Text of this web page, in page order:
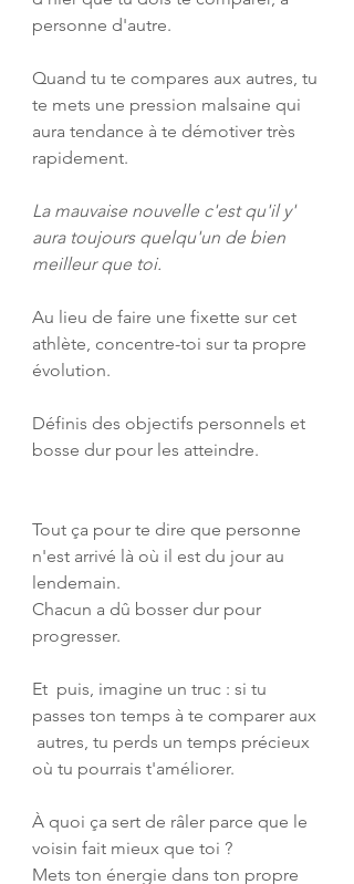
personne d'autre.
Quand tu te compares aux autres, tu
te mets une pression malsaine qui
aura tendance à te démotiver très
rapidement.
La mauvaise nouvelle c'est qu'il y'
aura toujours quelqu'un de bien
meilleur que toi.
Au lieu de faire une fixette sur cet
athlète, concentre-toi sur ta propre
évolution.
Définis des objectifs personnels et
bosse dur pour les atteindre.
Tout ça pour te dire que personne
n'est arrivé là où il est du jour au
lendemain.
Chacun a dû bosser dur pour
progresser.
Et  puis, imagine un truc : si tu
passes ton temps à te comparer aux
autres, tu perds un temps précieux
où tu pourrais t'améliorer.
À quoi ça sert de râler parce que le
voisin fait mieux que toi ?
Mets ton énergie dans ton propre